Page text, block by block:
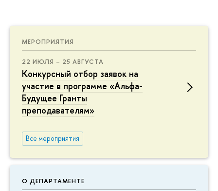
МЕРОПРИЯТИЯ
22 ИЮЛЯ – 25 АВГУСТА
Конкурсный отбор заявок на
участие в программе «Альфа-
Будущее Гранты
преподавателям»
Все мероприятия
О ДЕПАРТАМЕНТЕ